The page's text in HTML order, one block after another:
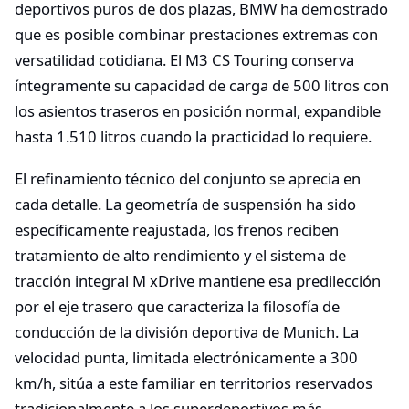
deportivos puros de dos plazas, BMW ha demostrado
que es posible combinar prestaciones extremas con
versatilidad cotidiana. El M3 CS Touring conserva
íntegramente su capacidad de carga de 500 litros con
los asientos traseros en posición normal, expandible
hasta 1.510 litros cuando la practicidad lo requiere.
El refinamiento técnico del conjunto se aprecia en
cada detalle. La geometría de suspensión ha sido
específicamente reajustada, los frenos reciben
tratamiento de alto rendimiento y el sistema de
tracción integral M xDrive mantiene esa predilección
por el eje trasero que caracteriza la filosofía de
conducción de la división deportiva de Munich. La
velocidad punta, limitada electrónicamente a 300
km/h, sitúa a este familiar en territorios reservados